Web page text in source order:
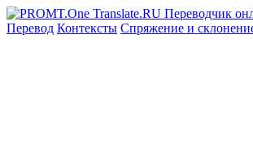
Перевод Контексты Спряжение и